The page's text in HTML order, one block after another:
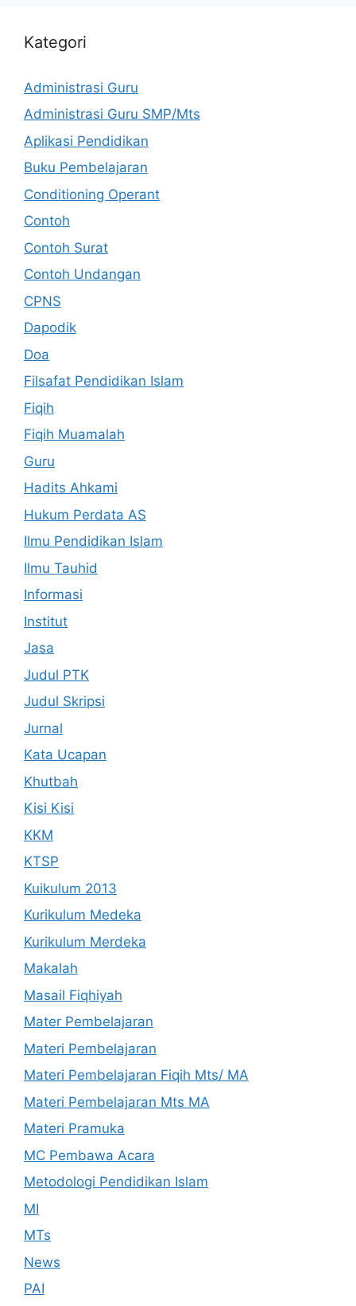
Kategori
Administrasi Guru
Administrasi Guru SMP/Mts
Aplikasi Pendidikan
Buku Pembelajaran
Conditioning Operant
Contoh
Contoh Surat
Contoh Undangan
CPNS
Dapodik
Doa
Filsafat Pendidikan Islam
Fiqih
Fiqih Muamalah
Guru
Hadits Ahkami
Hukum Perdata AS
Ilmu Pendidikan Islam
Ilmu Tauhid
Informasi
Institut
Jasa
Judul PTK
Judul Skripsi
Jurnal
Kata Ucapan
Khutbah
Kisi Kisi
KKM
KTSP
Kuikulum 2013
Kurikulum Medeka
Kurikulum Merdeka
Makalah
Masail Fiqhiyah
Mater Pembelajaran
Materi Pembelajaran
Materi Pembelajaran Fiqih Mts/ MA
Materi Pembelajaran Mts MA
Materi Pramuka
MC Pembawa Acara
Metodologi Pendidikan Islam
MI
MTs
News
PAI